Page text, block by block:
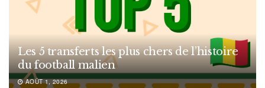
Les 5 transferts les plus chers de l’histoire
du football malien
AOÛT 1, 2026